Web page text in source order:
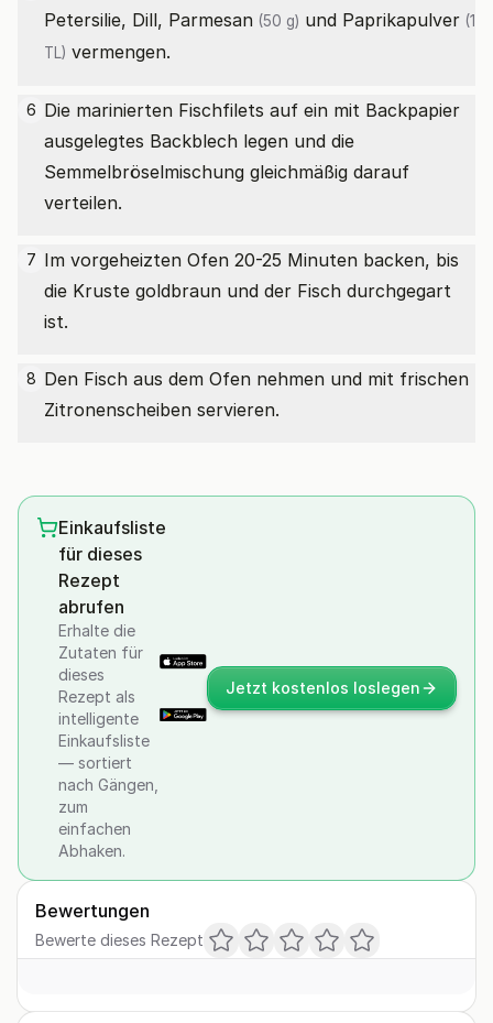
Petersilie, Dill, Parmesan (50 g) und Paprikapulver (1
TL) vermengen.
6 Die marinierten Fischfilets auf ein mit Backpapier
ausgelegtes Backblech legen und die
Semmelbröselmischung gleichmäßig darauf
verteilen.
7 Im vorgeheizten Ofen 20-25 Minuten backen, bis
die Kruste goldbraun und der Fisch durchgegart
ist.
8 Den Fisch aus dem Ofen nehmen und mit frischen
Zitronenscheiben servieren.
Einkaufsliste
für dieses
Rezept
abrufen
Erhalte die
Zutaten für
dieses
Rezept als
intelligente
Einkaufsliste
— sortiert
nach Gängen,
zum
einfachen
Abhaken.
Jetzt kostenlos loslegen
Bewertungen
Bewerte dieses Rezept